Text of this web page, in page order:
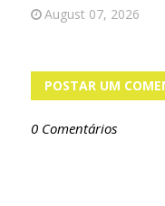
August 07, 2026
POSTAR UM
0 Comentários